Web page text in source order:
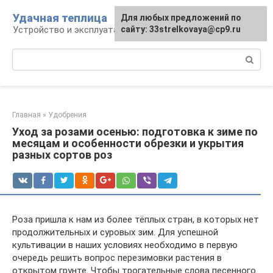
контенту
Удачная теплица
Устройство и эксплуатация теплиц
Главная » Удобрения
Уход за розами осенью: подготовка к зиме по
месяцам и особенности обрезки и укрытия
разных сортов роз
Роза пришла к нам из более тёплых стран, в которых нет
продолжительных и суровых зим. Для успешной
культивации в наших условиях необходимо в первую
очередь решить вопрос перезимовки растения в
открытом грунте. Чтобы трогательные слова песенного
Для любых предложений по
сайту: 33strelkovaya@cp9.ru